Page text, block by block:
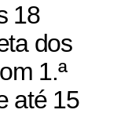
18
dos
1.ª
até 15